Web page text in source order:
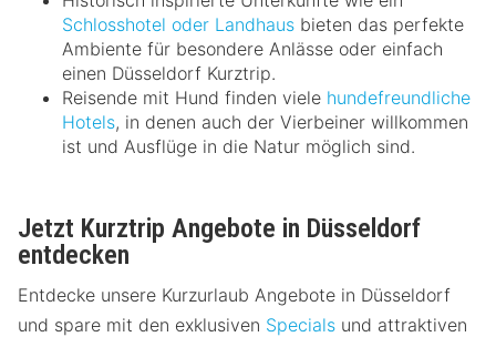
Schlosshotel oder Landhaus bieten das perfekte
Ambiente für besondere Anlässe oder einfach
einen Düsseldorf Kurztrip.
Reisende mit Hund finden viele hundefreundliche
Hotels, in denen auch der Vierbeiner willkommen
ist und Ausflüge in die Natur möglich sind.
Jetzt Kurztrip Angebote in Düsseldorf
entdecken
Entdecke unsere Kurzurlaub Angebote in Düsseldorf
und spare mit den exklusiven Specials und attraktiven